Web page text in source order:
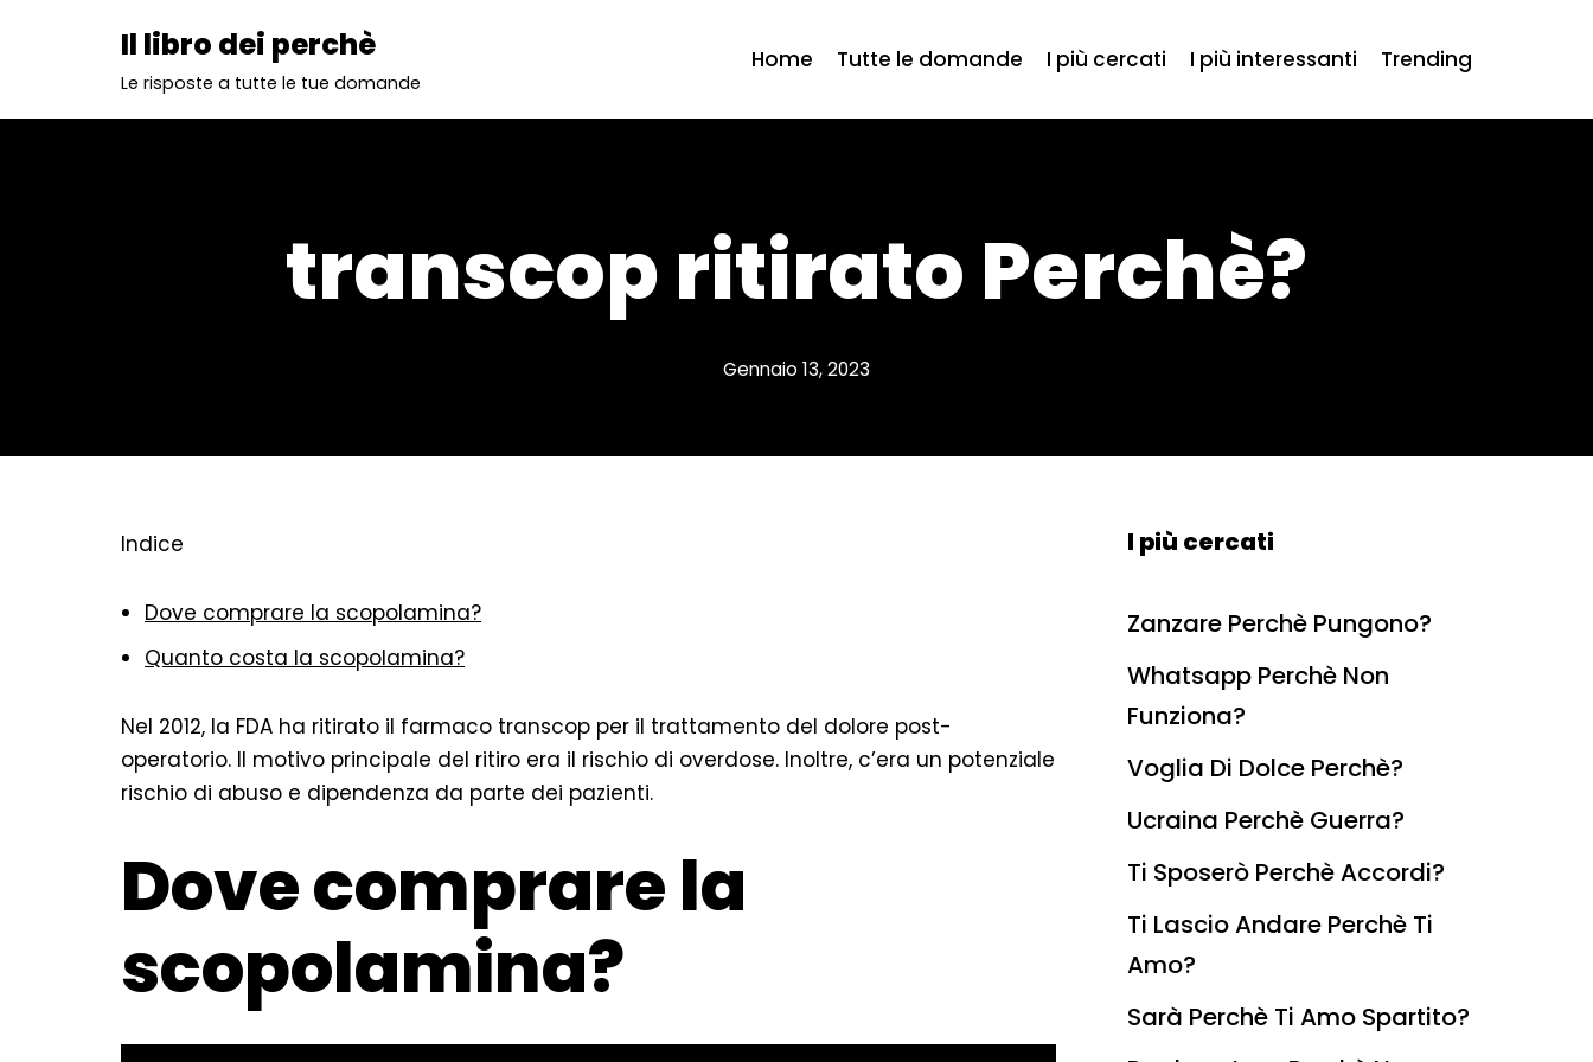
Il libro dei perchè
Le risposte a tutte le tue domande
Home Tutte le domande I più cercati I più interessanti Trending
transcop ritirato Perchè?
Gennaio 13, 2023
Indice
Dove comprare la scopolamina?
Quanto costa la scopolamina?
Nel 2012, la FDA ha ritirato il farmaco transcop per il trattamento del dolore post-
operatorio. Il motivo principale del ritiro era il rischio di overdose. Inoltre, c’era un potenziale
rischio di abuso e dipendenza da parte dei pazienti.
Dove comprare la
scopolamina?
I più cercati
Zanzare Perchè Pungono?
Whatsapp Perchè Non
Funziona?
Voglia Di Dolce Perchè?
Ucraina Perchè Guerra?
Ti Sposerò Perchè Accordi?
Ti Lascio Andare Perchè Ti
Amo?
Sarà Perchè Ti Amo Spartito?